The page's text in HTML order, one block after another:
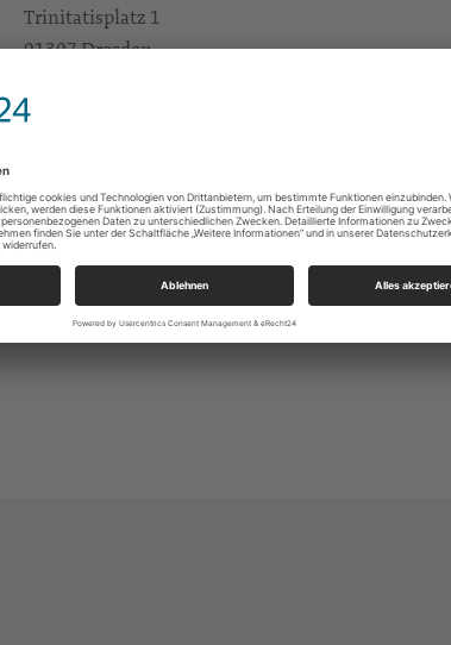
Trinitatisplatz 1
01307 Dresden
https://landing.churchdesk.com/de/e/
An der Kreuzkirche 6
01067 Dresden
kg.dresden-johannes-kreuz-lukas@evlks.de
https://www.johannes-kreuz-lukas.de/